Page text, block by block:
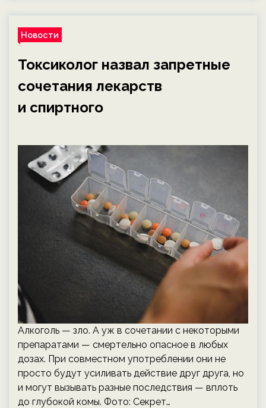
Новости
Токсиколог назвал запретные
сочетания лекарств
и спиртного
Алкоголь — зло. А уж в сочетании с некоторыми
препаратами — смертельно опасное в любых
дозах. При совместном употреблении они не
просто будут усиливать действие друг друга, но
и могут вызывать разные последствия — вплоть
до глубокой комы. Фото: Секрет…